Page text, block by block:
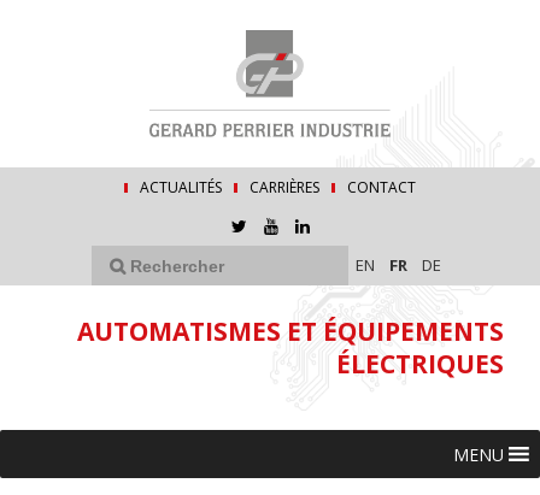
ACTUALITÉS CARRIÈRES CONTACT
EN FR DE
AUTOMATISMES ET ÉQUIPEMENTS
ÉLECTRIQUES
MENU